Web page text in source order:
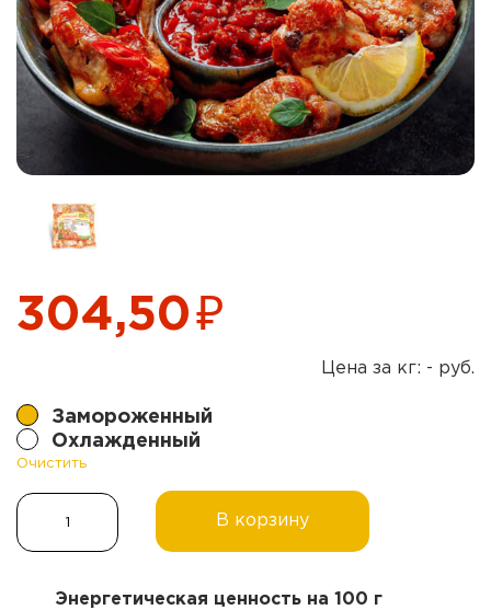
304,50₽
Цена за кг: - руб.
Замороженный
Охлажденный
Очистить
Количество
товара
В корзину
Энергетическая ценность на 100 г